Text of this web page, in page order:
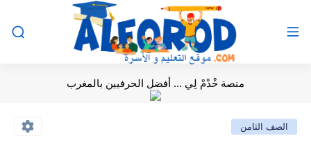
منصة خْدْمْ لِي ... أفضل الحرفيين بالمغرب
الصف الثامن